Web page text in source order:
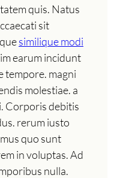
quis. Natus
sit
similique modi
earum incidunt
tempore. magni
molestiae. a
Corporis debitis
rerum iusto
quo sunt
in voluptas. Ad
nulla.